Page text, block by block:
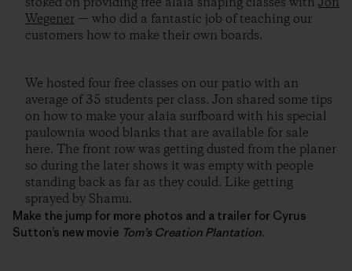
Wegener — who did a fantastic job of teaching our
customers how to make their own boards.
We hosted four free classes on our patio with an
average of 35 students per class. Jon shared some tips
on how to make your alaia surfboard with his special
paulownia wood blanks that are available for sale
here. The front row was getting dusted from the planer
so during the later shows it was empty with people
standing back as far as they could. Like getting
sprayed by Shamu.
Make the jump for more photos and a trailer for Cyrus
Sutton’s new movie Tom’s Creation Plantation.